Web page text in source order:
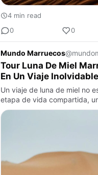
4 min read
0
0
Mundo Marruecos
Tour Luna De Miel
En Un Viaje Inolvidable
Un viaje de luna de miel no
etapa de vida compartida,